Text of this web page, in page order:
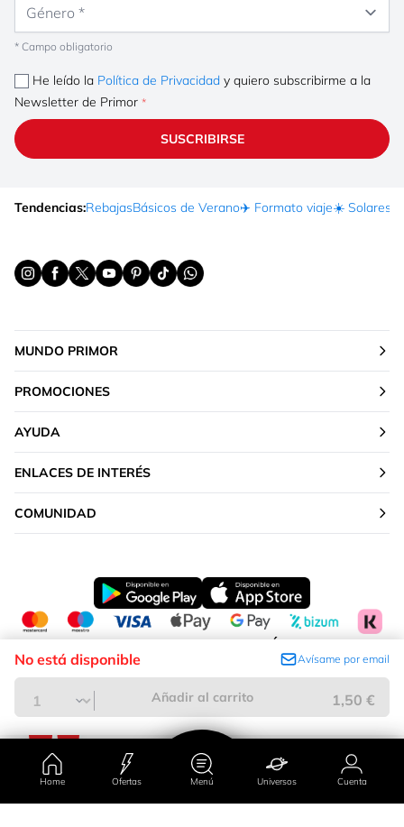
Home Ofertas Menú Universos Cuenta
No está disponible Avísame por email
Añadir al carrito 1,50 €
* Campo obligatorio
He leído la Política de Privacidad y quiero subscribirme a la
Newsletter de Primor
SUSCRIBIRSE
Tendencias:RebajasBásicos de Verano✈️ Formato viaje☀️ Solares
MUNDO PRIMOR
PROMOCIONES
AYUDA
ENLACES DE INTERÉS
COMUNIDAD
CAMBIAR TU UBICACIÓN
Península y Baleares